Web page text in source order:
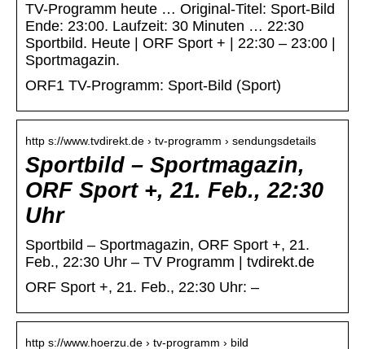
TV-Programm heute … Original-Titel: Sport-Bild
Ende: 23:00. Laufzeit: 30 Minuten … 22:30
Sportbild. Heute | ORF Sport + | 22:30 – 23:00 |
Sportmagazin.
ORF1 TV-Programm: Sport-Bild (Sport)
http s://www.tvdirekt.de › tv-programm › sendungsdetails
Sportbild – Sportmagazin,
ORF Sport +, 21. Feb., 22:30
Uhr
Sportbild – Sportmagazin, ORF Sport +, 21.
Feb., 22:30 Uhr – TV Programm | tvdirekt.de
ORF Sport +, 21. Feb., 22:30 Uhr: –
http s://www.hoerzu.de › tv-programm › bild